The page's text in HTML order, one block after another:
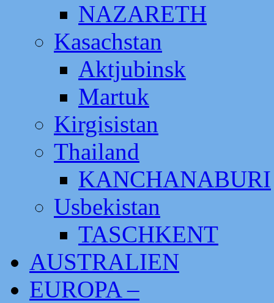
NAZARETH
Kasachstan
Aktjubinsk
Martuk
Kirgisistan
Thailand
KANCHANABURI
Usbekistan
TASCHKENT
AUSTRALIEN
EUROPA –